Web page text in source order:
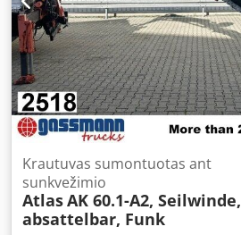
Krautuvas sumontuotas ant
sunkvežimio
AtlasAK 60.1-A2, Seilwinde,
absattelbar, Funk